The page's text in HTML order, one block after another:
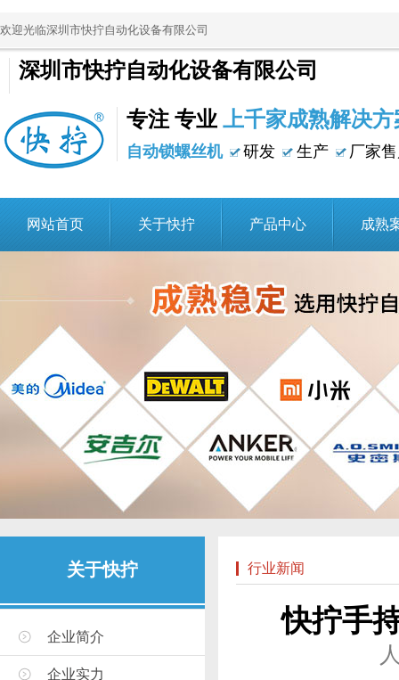
欢迎光临深圳市快拧自动化设备有限公司
深圳市快拧自动化设备有限公司
专注 专业 上千家成熟解决方
自动锁螺丝机 研发 生产 厂家
网站首页 关于快拧 产品中心 成熟
关于快拧
企业简介
企业实力
行业新闻
快拧手